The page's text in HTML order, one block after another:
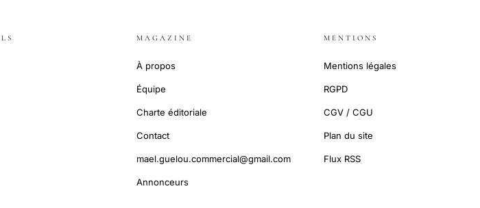
MAGAZINE
À propos
Équipe
Charte éditoriale
Contact
mael.guelou.commercial@gmail.com
Annonceurs
MENTIONS
Mentions légales
RGPD
CGV / CGU
Plan du site
Flux RSS